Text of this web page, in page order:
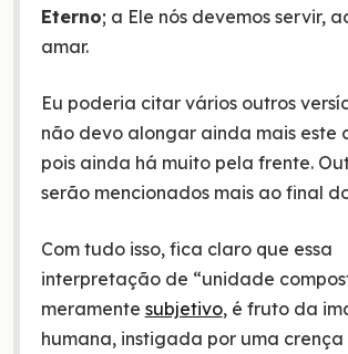
Eterno; a Ele nós devemos servir,
amar.
Eu poderia citar vários outros
não devo alongar ainda mais este
pois ainda há muito pela frente.
serão mencionados mais ao final
Com tudo isso, fica claro que essa
interpretação de “unidade
meramente subjetivo, é fruto da
humana, instigada por uma crença